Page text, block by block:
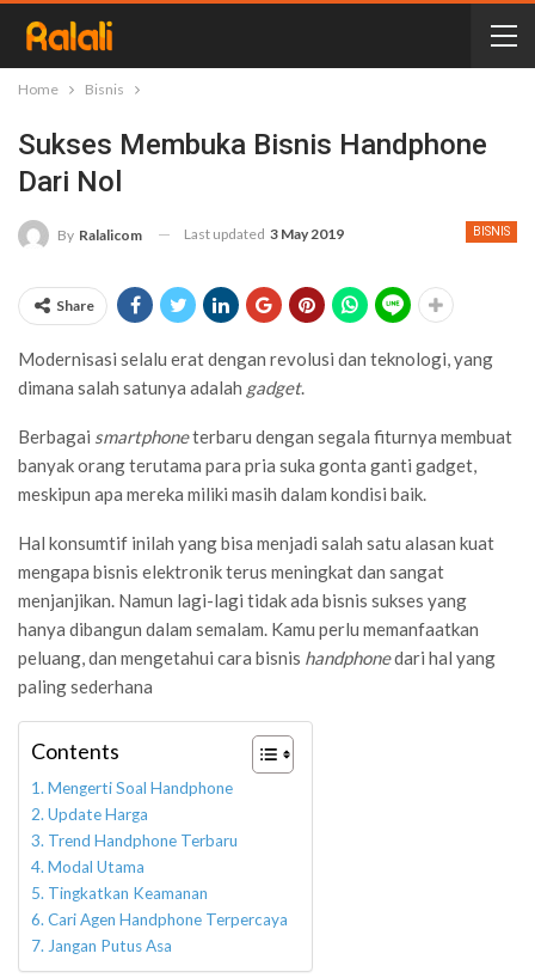
Home Bisnis
Sukses Membuka Bisnis Handphone
Dari Nol
BISNIS
By Ralalicom Last updated 3 May 2019
Share
Modernisasi selalu erat dengan revolusi dan teknologi, yang
dimana salah satunya adalah gadget.
Berbagai smartphoneterbaru dengan segala fiturnya membuat
banyak orang terutama para pria suka gonta ganti gadget,
meskipun apa mereka miliki masih dalam kondisi baik.
Hal konsumtif inilah yang bisa menjadi salah satu alasan kuat
mengapa bisnis elektronik terus meningkat dan sangat
menjanjikan. Namun lagi-lagi tidak ada bisnis sukses yang
hanya dibangun dalam semalam. Kamu perlu memanfaatkan
peluang, dan mengetahui cara bisnis handphonedari hal yang
paling sederhana
Contents
Mengerti Soal Handphone
Update Harga
Trend Handphone Terbaru
Modal Utama
Tingkatkan Keamanan
Cari Agen Handphone Terpercaya
Jangan Putus Asa